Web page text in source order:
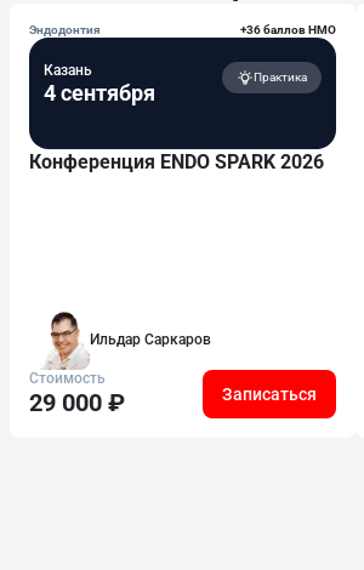
Эндодонтия +36 баллов НМО
Казань
4 сентября
Практика
Конференция ENDO SPARK 2026
Ильдар Саркаров
Стоимость
29 000 ₽ Записаться